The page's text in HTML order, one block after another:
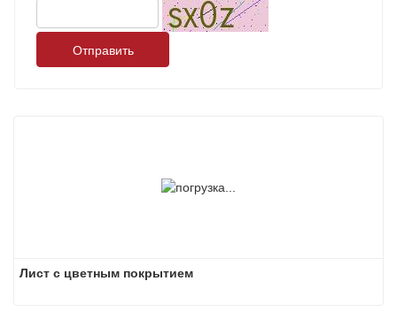
Отправить
Лист с цветным покрытием